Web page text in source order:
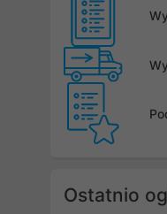
Ostatnio